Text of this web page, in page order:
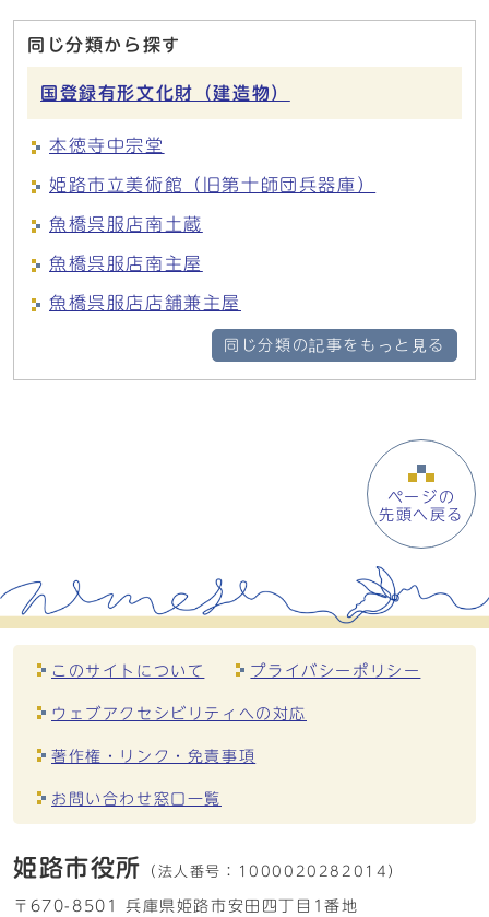
同じ分類から探す
国登録有形文化財（建造物）
本徳寺中宗堂
姫路市立美術館（旧第十師団兵器庫）
魚橋呉服店南土蔵
魚橋呉服店南主屋
魚橋呉服店店舗兼主屋
同じ分類の記事をもっと見る
ページの
先頭へ戻る
このサイトについて プライバシーポリシー
ウェブアクセシビリティへの対応
著作権・リンク・免責事項
お問い合わせ窓口一覧
姫路市役所 （法人番号： 1000020282014）
〒670-8501 兵庫県姫路市安田四丁目1番地